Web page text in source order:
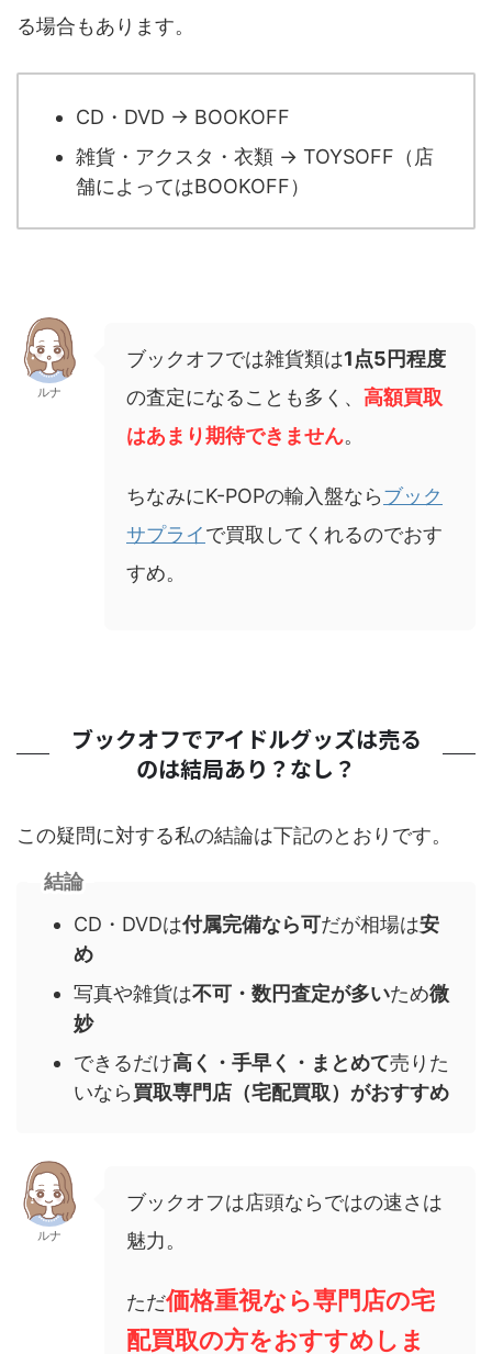
る場合もあります。
CD・DVD → BOOKOFF
雑貨・アクスタ・衣類 → TOYSOFF（店
舗によってはBOOKOFF）
ルナ
ブックオフでは雑貨類は1点5円程度
の査定になることも多く、 高額買取
はあまり期待できません。
ちなみにK-POPの輸入盤ならブック
サプライで買取してくれるのでおす
すめ。
ブックオフでアイドルグッズは売る
のは結局あり？なし？
この疑問に対する私の結論は下記のとおりです。
結論
CD・DVDは付属完備なら可だが相場は安
め
写真や雑貨は不可・数円査定が多いため微
妙
できるだけ高く・手早く・まとめて売りた
いなら買取専門店（宅配買取）がおすすめ
ルナ
ブックオフは店頭ならではの速さは
魅力。
ただ価格重視なら専門店の宅
配買取の方をおすすめしま